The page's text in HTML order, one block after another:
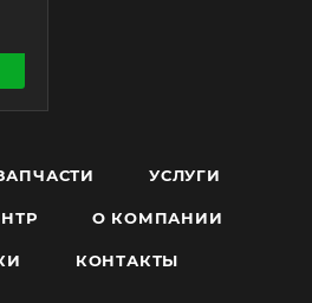
УСЛУГИ
О КОМПАНИИ
КОНТАКТЫ